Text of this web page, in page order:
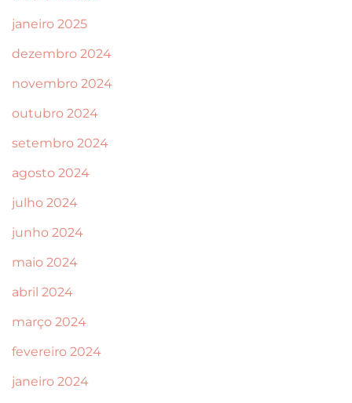
janeiro 2025
dezembro 2024
novembro 2024
outubro 2024
setembro 2024
agosto 2024
julho 2024
junho 2024
maio 2024
abril 2024
março 2024
fevereiro 2024
janeiro 2024